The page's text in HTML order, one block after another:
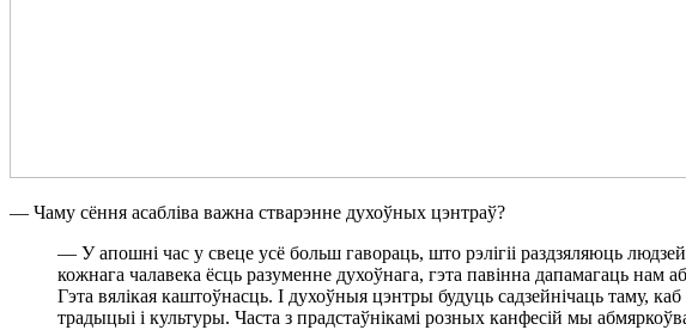
— Чаму сёння асабліва важна стварэнне духоўных цэнтраў?
— У апошні час у свеце усё больш гавораць, што рэлігіі раздзяляюць
кожнага чалавека ёсць разуменне духоўнага, гэта павінна дапамагаць нам
Гэта вялікая каштоўнасць. І духоўныя цэнтры будуць садзейнічаць таму,
традыцыі і культуры. Часта з прадстаўнікамі розных канфесій мы